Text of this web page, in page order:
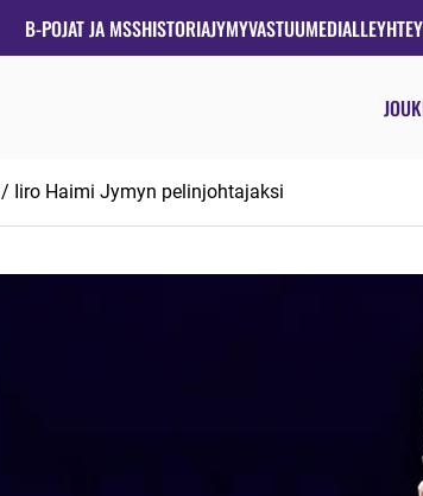
B-POJAT JA MSSHISTORIAJYMYVASTUUMEDIALLE
/ Iiro Haimi Jymyn pelinjohtajaksi